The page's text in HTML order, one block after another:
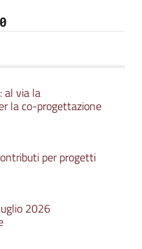
al via la
la co-progettazione
per progetti
2026